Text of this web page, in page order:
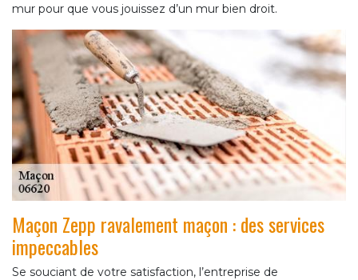
mur pour que vous jouissez d’un mur bien droit.
Maçon Zepp ravalement maçon : des services
impeccables
Se souciant de votre satisfaction, l’entreprise de